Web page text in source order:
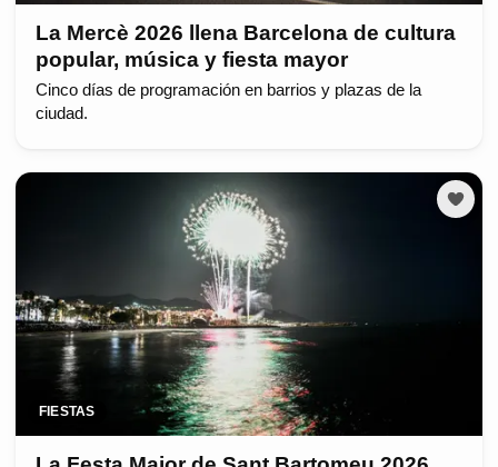
La Mercè 2026 llena Barcelona de cultura
popular, música y fiesta mayor
Cinco días de programación en barrios y plazas de la
ciudad.
FIESTAS